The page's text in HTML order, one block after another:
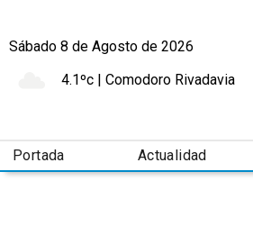
Sábado 8 de Agosto de 2026
4.1ºc | Comodoro Rivadavia
Portada Actualidad